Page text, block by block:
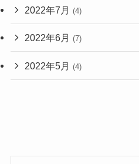
2022年7月 (4)
2022年6月 (7)
2022年5月 (4)